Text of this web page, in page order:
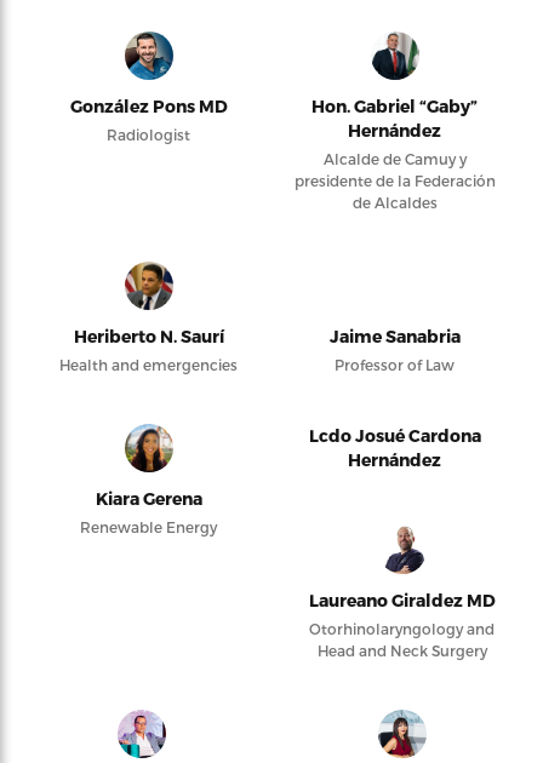
González Pons MD
Radiologist
Hon. Gabriel “Gaby”
Hernández
Alcalde de Camuy y
presidente de la Federación
de Alcaldes
Heriberto N. Saurí
Health and emergencies
Jaime Sanabria
Professor of Law
Kiara Gerena
Renewable Energy
Lcdo Josué Cardona
Hernández
Laureano Giraldez MD
Otorhinolaryngology and
Head and Neck Surgery